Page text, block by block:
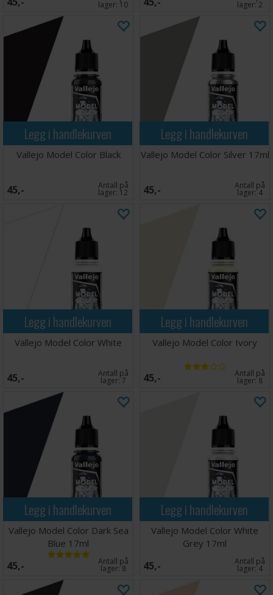
Vallejo # 70.847
lager: 10 lager:2
Legg i handlekurven
Vallejo Model Color Black
45,- Antall på
lager: 12
Legg i handlekurven
Vallejo Model Color Silver 17ml
45,- Antall på
lager:4
Legg i handlekurven
Vallejo Model Color White
45,- Antall på
lager:7
Legg i handlekurven
Vallejo Model Color Ivory
45,- Antall på
lager:8
Legg i handlekurven
Vallejo Model Color Dark Sea
Blue 17ml
45,- Antall på
lager:8
Legg i handlekurven
Vallejo Model Color White
Grey 17ml
45,- Antall på
lager:4